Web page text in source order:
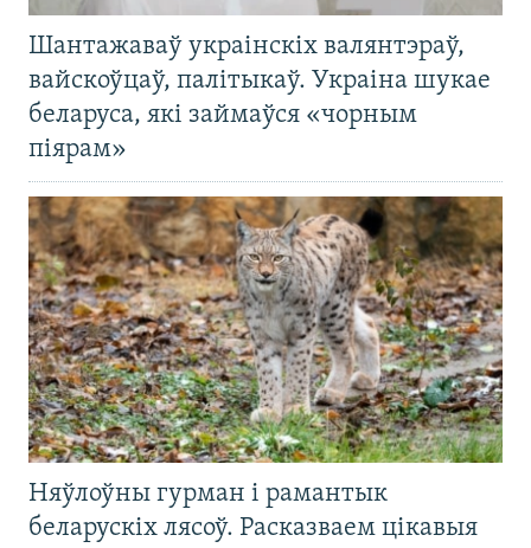
Шантажаваў украінскіх валянтэраў,
вайскоўцаў, палітыкаў. Украіна шукае
беларуса, які займаўся «чорным
піярам»
Няўлоўны гурман і рамантык
беларускіх лясоў. Расказваем цікавыя